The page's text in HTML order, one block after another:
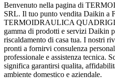
Benvenuto nella pagina di
SRL. Il tuo punto vendita Daikin a
TERMOIDRAULICA
gamma di prodotti e servizi Daikin
riscaldamento di casa tua. I nostri
pronti a fornirvi consulenza
professionale e assistenza tecnica.
significa garantirsi qualita,
ambiente domestico e aziendale.